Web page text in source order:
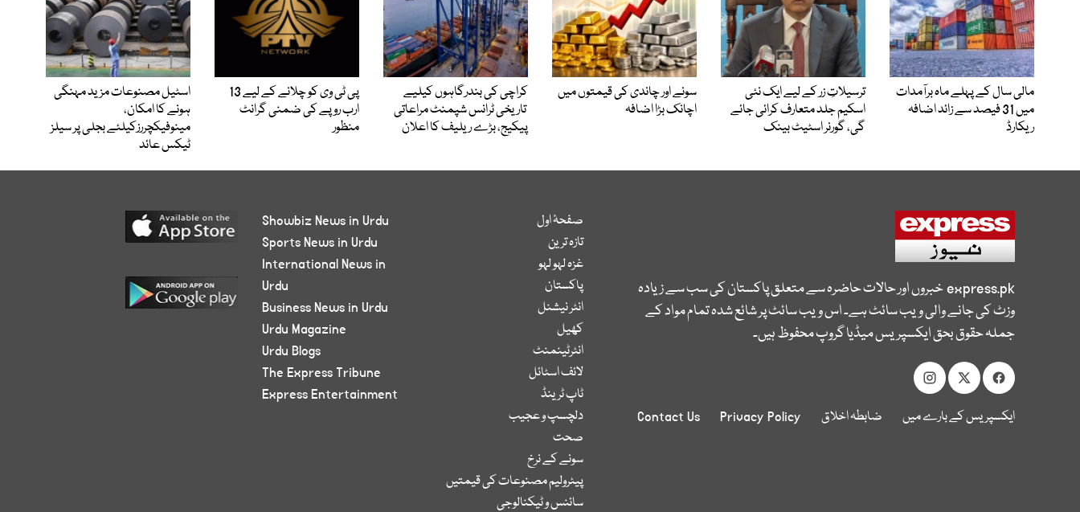
مالی سال کے پہلے ماہ برآمدات
میں 31 فیصد سے زائد اضافہ
ریکارڈ
ترسیلاتِ زر کے لیے ایک نئی
اسکیم جلد متعارف کرائی جائے
گی، گورنر اسٹیٹ بینک
سونے اور چاندی کی قیمتوں میں
اچانک بڑا اضافہ
کراچی کی بندرگاہوں کیلیے
تاریخی ٹرانس شپمنٹ مراعاتی
پیکیج، بڑے ریلیف کا اعلان
پی ٹی وی کو چلانے کے لیے 13
ارب روپے کی ضمنی گرانٹ
منظور
اسٹیل مصنوعات مزید مہنگی
ہونے کا امکان،
مینوفیکچررزکیلئے بجلی پر سیلز
ٹیکس عائد
express.pkخبروں اور حالات حاضرہ سے متعلق پاکستان کی سب سے زیادہ
وزٹ کی جانے والی ویب سائٹ ہے۔ اس ویب سائٹ پر شائع شدہ تمام مواد کے
جملہ حقوق بحق ایکسپریس میڈیا گروپ محفوظ ہیں۔
ایکسپریس کے بارے میں ضابطہ اخلاق Privacy Policy
Contact Us
صفحۂ اول
تازہ ترین
غزہ لہو لہو
پاکستان
انٹر نیشنل
کھیل
انٹرٹینمنٹ
لائف اسٹائل
ٹاپ ٹرینڈ
دلچسپ و عجیب
صحت
سونے کے نرخ
پیٹرولیم مصنوعات کی قیمتیں
سائنس و ٹیکنالوجی
Showbiz News in Urdu
Sports News in Urdu
International News in
Urdu
Business News in Urdu
Urdu Magazine
Urdu Blogs
The Express Tribune
Express Entertainment